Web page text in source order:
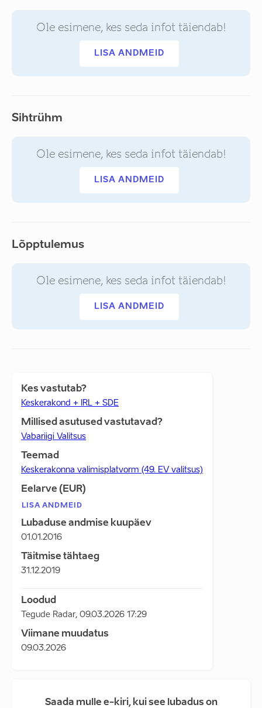
Ole esimene, kes seda infot täiendab!
LISA ANDMEID
Sihtrühm
Ole esimene, kes seda infot täiendab!
LISA ANDMEID
Lõpptulemus
Ole esimene, kes seda infot täiendab!
LISA ANDMEID
Kes vastutab?
Keskerakond + IRL + SDE
Millised asutused vastutavad?
Vabariigi Valitsus
Teemad
Keskerakonna valimisplatvorm (49. EV valitsus)
Eelarve (EUR)
LISA ANDMEID
Lubaduse andmise kuupäev
01.01.2016
Täitmise tähtaeg
31.12.2019
Loodud
Tegude Radar, 09.03.2026 17:29
Viimane muudatus
09.03.2026
Saada mulle e-kiri, kui see lubadus on